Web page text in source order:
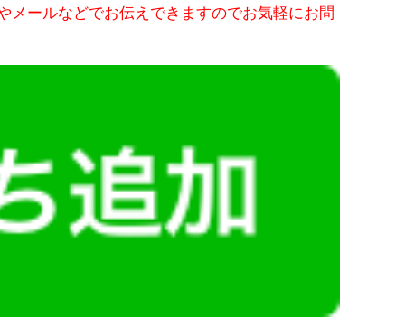
ールなどでお伝えできますのでお気軽にお問